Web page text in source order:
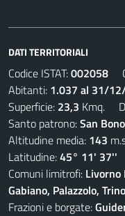
DATI TERRITORIALI
Codice ISTAT:002058
Abitanti: 1.037 al 31/
Superficie: 23,3 Kmq.
Santo patrono:San
Altitudine media: 143
Latitudine:45° 11' 37''
Comuni limitrofi: Livorno
Gabiano, Palazzolo, Trino
Frazioni e borgate: